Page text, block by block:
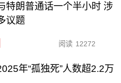
特朗普通话一个半小时 涉
议题
阅读 12272
年“孤独死”人数超2.2万